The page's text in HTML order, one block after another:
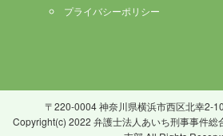
プライバシーポリシー
〒220-0004 神奈川県横浜市西区北幸2-
Copyright(c) 2022 弁護士法人あいち刑事事件総